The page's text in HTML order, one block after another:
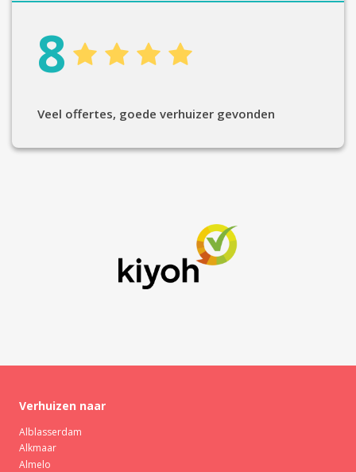
8
Veel offertes, goede verhuizer gevonden
Verhuizen naar
Alblasserdam
Alkmaar
Almelo